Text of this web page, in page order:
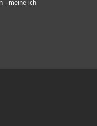
- meine ich